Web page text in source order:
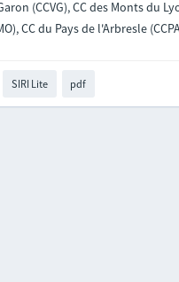
(CCVG), CC des Monts du
CC du Pays de l'Arbresle
SIRI Lite pdf